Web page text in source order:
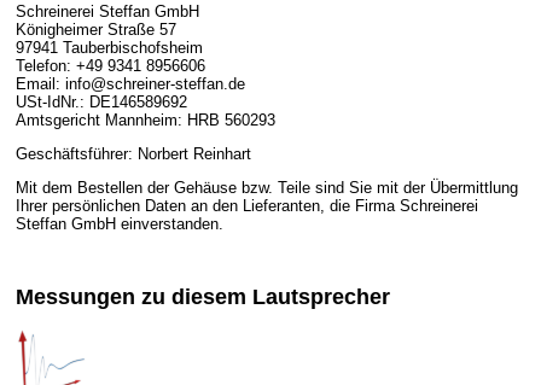
Schreinerei Steffan GmbH
Königheimer Straße 57
97941 Tauberbischofsheim
Telefon: +49 9341 8956606
Email: info@schreiner-steffan.de
USt-IdNr.: DE146589692
Amtsgericht Mannheim: HRB 560293
Geschäftsführer: Norbert Reinhart
Mit dem Bestellen der Gehäuse bzw. Teile sind Sie mit der Übermittlung
Ihrer persönlichen Daten an den Lieferanten, die Firma Schreinerei
Steffan GmbH einverstanden.
Messungen zu diesem Lautsprecher